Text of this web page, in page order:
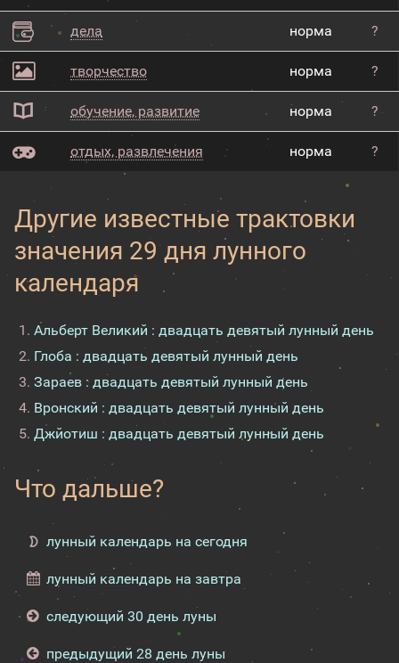
дела норма ?
творчество норма ?
обучение, развитие норма ?
отдых, развлечения норма ?
Другие известные трактовки
значения 29 дня лунного
календаря
Альберт Великий : двадцать девятый лунный день
Глоба : двадцать девятый лунный день
Зараев : двадцать девятый лунный день
Вронский : двадцать девятый лунный день
Джйотиш : двадцать девятый лунный день
Что дальше?
лунный календарь на сегодня
лунный календарь на завтра
следующий 30 день луны
предыдущий 28 день луны